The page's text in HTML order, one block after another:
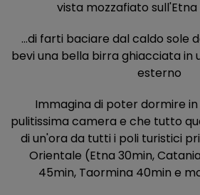
vista mozzafiato sull'Etna
...di farti baciare dal caldo sole
bevi una bella birra ghiacciata in
esterno
Immagina di poter dormire
pulitissima camera e che tutto
di un'ora da tutti i poli turistici
Orientale (Etna 30min,
45min, Taormina 40min e